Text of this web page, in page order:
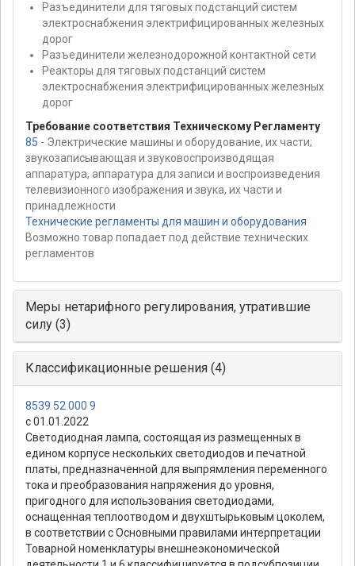
Разъединители для тяговых подстанций систем
электроснабжения электрифицированных железных
дорог
Разъединители железнодорожной контактной сети
Реакторы для тяговых подстанций систем
электроснабжения электрифицированных железных
дорог
Требование соответствия Техническому Регламенту
85 - Электрические машины и оборудование, их части;
звукозаписывающая и звуковоспроизводящая
аппаратура, аппаратура для записи и воспроизведения
телевизионного изображения и звука, их части и
принадлежности
Технические регламенты для машин и оборудования
Возможно товар попадает под действие технических
регламентов
Меры нетарифного регулирования, утратившие
силу (3)
Классификационные решения (4)
8539 52 000 9
с 01.01.2022
Светодиодная лампа, состоящая из размещенных в
едином корпусе нескольких светодиодов и печатной
платы, предназначенной для выпрямления переменного
тока и преобразования напряжения до уровня,
пригодного для использования светодиодами,
оснащенная теплоотводом и двухштырьковым цоколем,
в соответствии с Основными правилами интерпретации
Товарной номенклатуры внешнеэкономической